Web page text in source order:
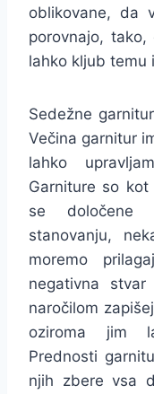
oblikovane, da
porovnajo,
lahko kljub temu
Sedežne
Večina garnitur
lahko
Garniture so
se določene
stanovanju,
moremo
negativna
naročilom
oziroma jim
Prednosti
njih zbere vsa